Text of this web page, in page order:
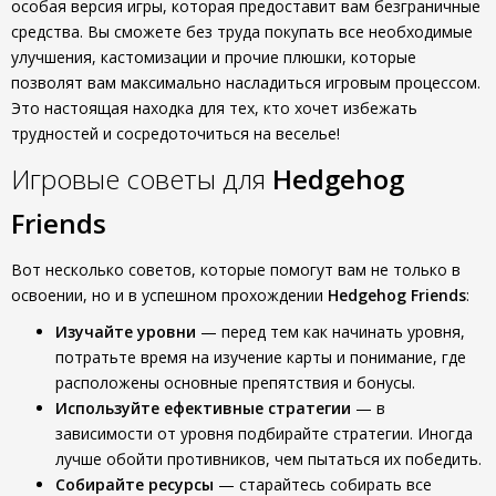
особая версия игры, которая предоставит вам безграничные
средства. Вы сможете без труда покупать все необходимые
улучшения, кастомизации и прочие плюшки, которые
позволят вам максимально насладиться игровым процессом.
Это настоящая находка для тех, кто хочет избежать
трудностей и сосредоточиться на веселье!
Игровые советы для Hedgehog
Friends
Вот несколько советов, которые помогут вам не только в
освоении, но и в успешном прохождении Hedgehog Friends:
Изучайте уровни — перед тем как начинать уровня,
потратьте время на изучение карты и понимание, где
расположены основные препятствия и бонусы.
Используйте ефективные стратегии — в
зависимости от уровня подбирайте стратегии. Иногда
лучше обойти противников, чем пытаться их победить.
Собирайте ресурсы — старайтесь собирать все